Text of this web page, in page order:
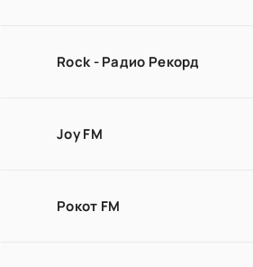
Rock - Радио Рекорд
Joy FM
Рокот FM